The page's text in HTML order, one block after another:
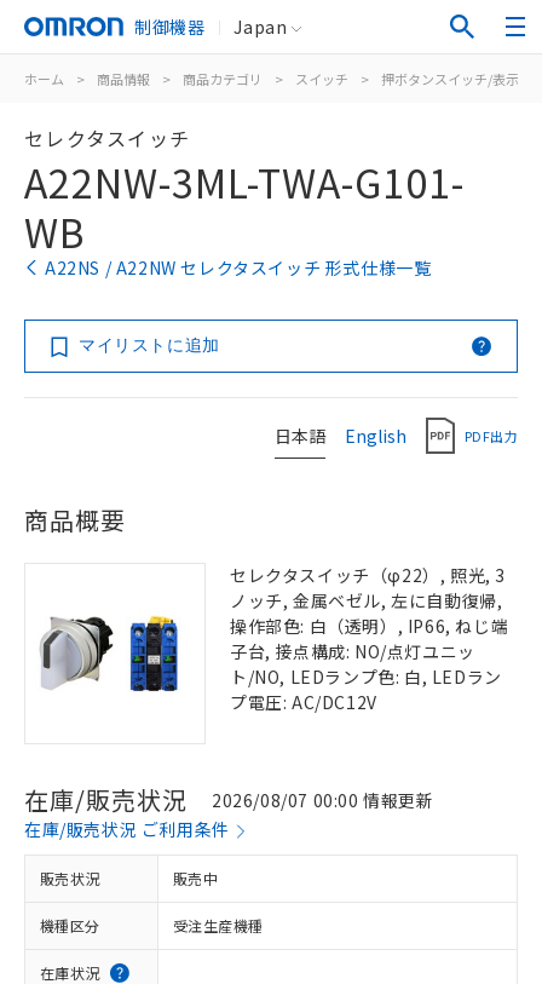
制御機器 Japan
ホーム > 商品情報 > 商品カテゴリ > スイッチ > 押ボタンスイッチ/表示灯
セレクタスイッチ
A22NW-3ML-TWA-G101-
WB
A22NS / A22NW セレクタスイッチ 形式仕様一覧
マイリストに追加
日本語 English PDF出力
商品概要
セレクタスイッチ（φ22）, 照光, 3
ノッチ, 金属ベゼル, 左に自動復帰,
操作部色: 白（透明）, IP66, ねじ端
子台, 接点構成: NO/点灯ユニッ
ト/NO, LEDランプ色: 白, LEDラン
プ電圧: AC/DC12V
在庫/販売状況
2026/08/07 00:00 情報更新
在庫/販売状況 ご利用条件
販売状況 販売中
機種区分 受注生産機種
在庫状況